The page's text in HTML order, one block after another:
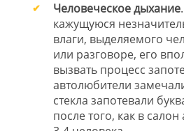
Человеческое дыхание
кажущуюся
влаги, выделяемого
или разговоре, его
вызвать процесс
автолюбители
стекла запотевали
после того, как в